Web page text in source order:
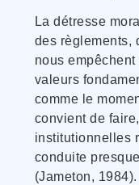
La détresse
des règlements,
nous empêchent
valeurs
comme le
convient de
institutionnelles
conduite
(Jameton, 1984).